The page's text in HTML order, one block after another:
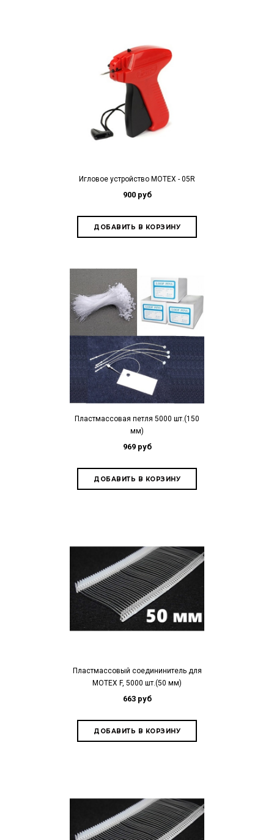
Игловое устройство MOTEX - 05R
900 руб
Пластмассовая петля 5000 шт.(150
мм)
969 руб
Пластмассовый соедининитель для
MOTEX F, 5000 шт.(50 мм)
663 руб